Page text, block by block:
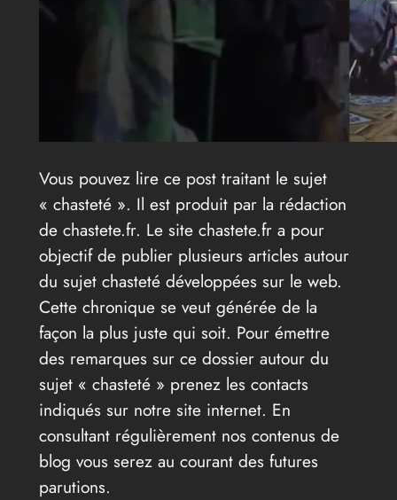
Vous pouvez lire ce post traitant le sujet
« chasteté ». Il est produit par la rédaction
de chastete.fr. Le site chastete.fr a pour
objectif de publier plusieurs articles autour
du sujet chasteté développées sur le web.
Cette chronique se veut générée de la
façon la plus juste qui soit. Pour émettre
des remarques sur ce dossier autour du
sujet « chasteté » prenez les contacts
indiqués sur notre site internet. En
consultant régulièrement nos contenus de
blog vous serez au courant des futures
parutions.